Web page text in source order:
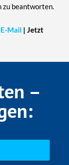
zu beantworten.
E-Mail | Jetzt
–